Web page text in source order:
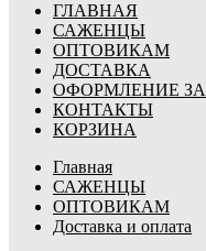
ГЛАВНАЯ
САЖЕНЦЫ
ОПТОВИКАМ
ДОСТАВКА
ОФОРМЛЕНИЕ
КОНТАКТЫ
КОРЗИНА
Главная
САЖЕНЦЫ
ОПТОВИКАМ
Доставка и оплата